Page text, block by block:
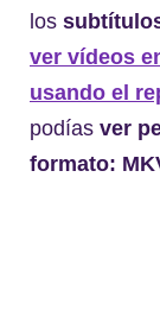
los
ver vídeos
usando el
podías ver
formato: